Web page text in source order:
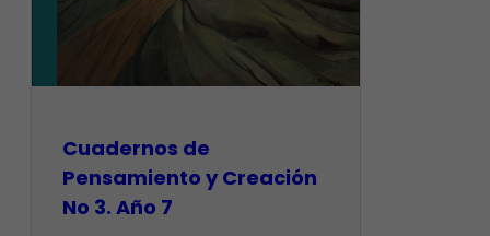
Cuadernos de
Pensamiento y Creación
No 3. Año 7